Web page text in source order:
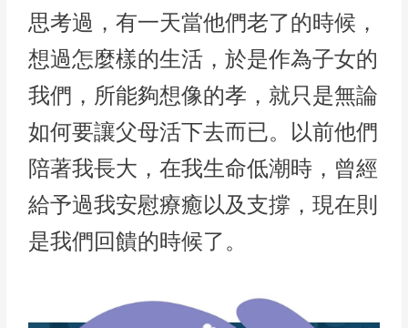
思考過，有一天當他們老了的時候，
想過怎麼樣的生活，於是作為子女的
我們，所能夠想像的孝，就只是無論
如何要讓父母活下去而已。以前他們
陪著我長大，在我生命低潮時，曾經
給予過我安慰療癒以及支撐，現在則
是我們回饋的時候了。